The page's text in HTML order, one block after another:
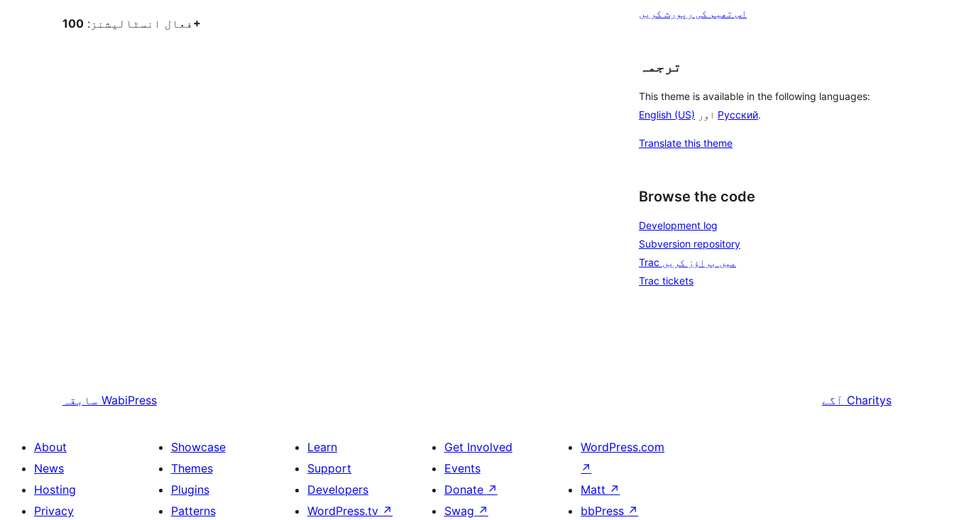
فعال انسٹالیشنز: 100+
اس تھیم کی رپورٹ کریں
ترجمہ
This theme is available in the following languages:
English (US)
Русский.
Translate this theme
Browse the code
Development log
Subversion repository
Trac میں براؤز کریں
Trac tickets
سابقہ WabiPress آگے Charitys
About
News
Hosting
Privacy
Showcase
Themes
Plugins
Patterns
Learn
Support
Developers
WordPress.tv ↗
Get Involved
Events
Donate ↗
Swag ↗
WordPress.com
↗
Matt ↗
bbPress ↗